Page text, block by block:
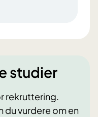
studier
rekruttering.
du vurdere om en